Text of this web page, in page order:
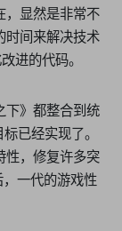
，显然是非常不
时间来解决技术
进的代码。
下》都整合到统
已经实现了。
性，修复许多突
一代的游戏性